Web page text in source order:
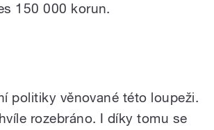
150 000 korun.
politiky věnované této loupeži.
rozebráno. I díky tomu se